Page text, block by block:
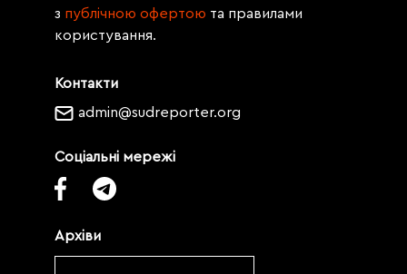
Контакти
admin@sudreporter.org
Соціальні мережі
Архіви
з публічною офертою та правилами
користування.